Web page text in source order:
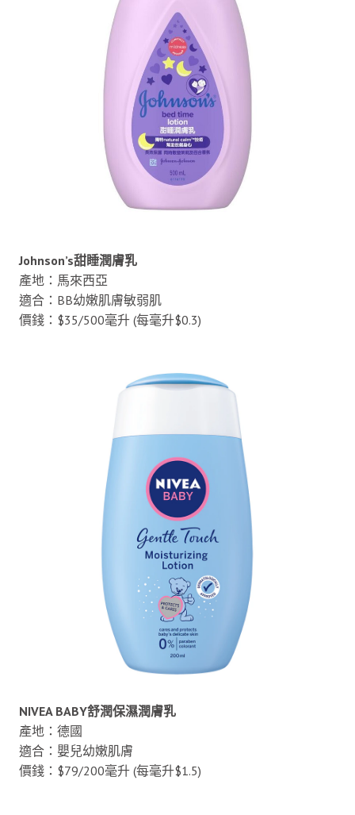
Johnson’s甜睡潤膚乳
產地：馬來西亞
適合：BB幼嫩肌膚敏弱肌
價錢：$35/500毫升 (每毫升$0.3)
NIVEA BABY舒潤保濕潤膚乳
產地：德國
適合：嬰兒幼嫩肌膚
價錢：$79/200毫升 (每毫升$1.5)